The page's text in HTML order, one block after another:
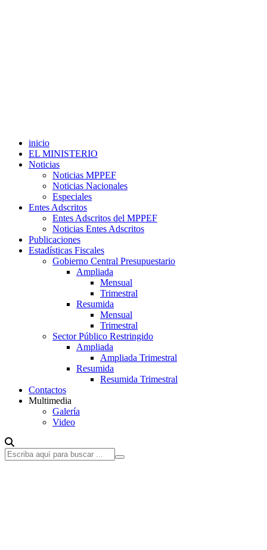
inicio
EL MINISTERIO
Noticias
Noticias MPPEF
Noticias Nacionales
Especiales
Entes Adscritos
Entes Adscritos del MPPEF
Noticias Entes Adscritos
Publicaciones
Estadísticas Fiscales
Gobierno Central Presupuestario
Ampliada
Mensual
Trimestral
Resumida
Mensual
Trimestral
Sector Público Restringido
Ampliada
Ampliada Trimestral
Resumida
Resumida Trimestral
Contactos
Multimedia
Galería
Video